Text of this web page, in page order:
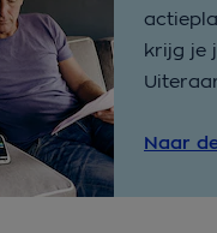
krijg je
Naar